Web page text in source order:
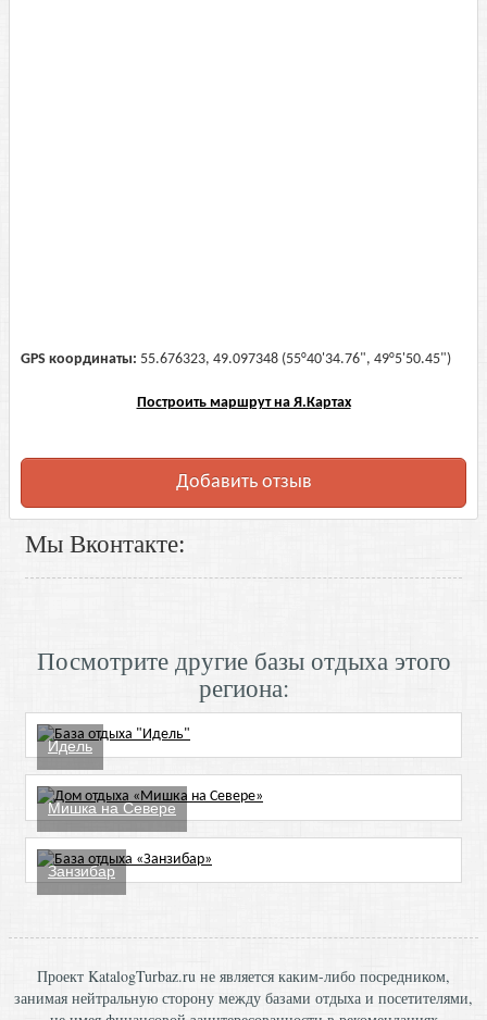
GPS координаты: 55.676323, 49.097348 (55°40'34.76", 49°5'50.45")
Построить маршрут на Я.Картах
Добавить отзыв
Мы Вконтакте:
Посмотрите другие базы отдыха этого
региона:
Идель
Мишка на Севере
Занзибар
Проект KatalogTurbaz.ru не является каким-либо посредником,
занимая нейтральную сторону между базами отдыха и посетителями,